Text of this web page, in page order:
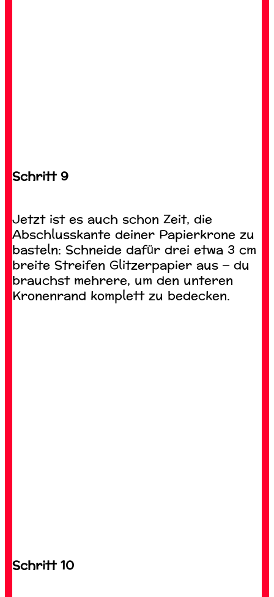
Schritt 9
Jetzt ist es auch schon Zeit, die
Abschlusskante deiner Papierkrone zu
basteln: Schneide dafür drei etwa 3 cm
breite Streifen Glitzerpapier aus – du
brauchst mehrere, um den unteren
Kronenrand komplett zu bedecken.
Schritt 10